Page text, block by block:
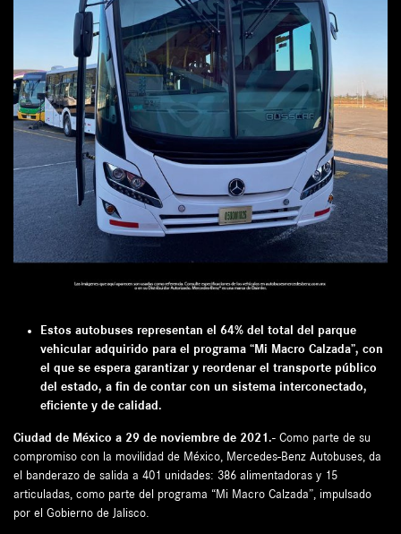
Estos autobuses representan el 64% del total del parque
vehicular adquirido para el programa “Mi Macro Calzada”, con
el que se espera garantizar y reordenar el transporte público
del estado, a fin de contar con un sistema interconectado,
eficiente y de calidad.
Ciudad de México a 29 de noviembre de 2021.- Como parte de su
compromiso con la movilidad de México, Mercedes-Benz Autobuses, da
el banderazo de salida a 401 unidades: 386 alimentadoras y 15
articuladas, como parte del programa “Mi Macro Calzada”, impulsado
por el Gobierno de Jalisco.